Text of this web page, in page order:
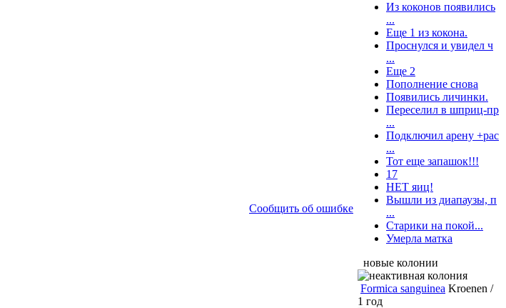
Сообщить об ошибке
Из коконов появились
...
Еще 1 из кокона.
Проснулся и увидел ч
...
Еще 2
Пополнение снова
Появились личинки.
Переселил в шприц-пр
...
Подключил арену +рас
...
Тот еще запашок!!!
17
НЕТ яиц!
Вышли из диапаузы, п
...
Старики на покой...
Умерла матка
новые колонии
Formica sanguinea Kroenen /
1 год